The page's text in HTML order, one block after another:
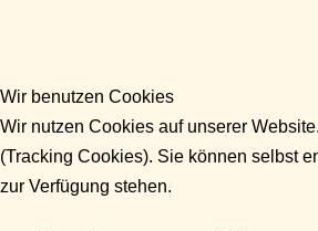
Wir benutzen Cookies
Wir nutzen Cookies auf unserer
(Tracking Cookies). Sie können selbst
zur Verfügung stehen.